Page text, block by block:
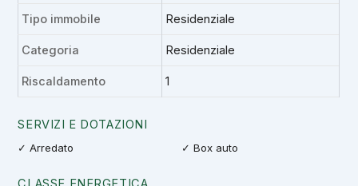
Tipo immobile Residenziale
Categoria Residenziale
Riscaldamento 1
SERVIZI E DOTAZIONI
✓ Arredato ✓ Box auto